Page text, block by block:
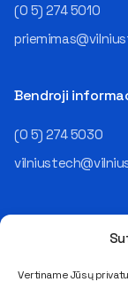
Vertiname Jūsų
(0 5) 274 5010
Bendroji
(0 5) 274 5030